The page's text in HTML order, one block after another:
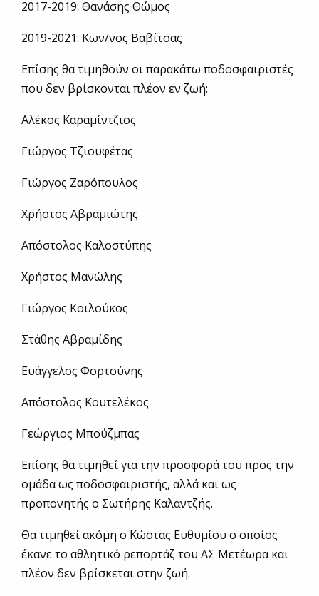
2017-2019: Θανάσης Θώμος
2019-2021: Κων/νος Βαβίτσας
Επίσης θα τιμηθούν οι παρακάτω ποδοσφαιριστές
που δεν βρίσκονται πλέον εν ζωή:
Αλέκος Καραμίντζιος
Γιώργος Τζιουφέτας
Γιώργος Ζαρόπουλος
Χρήστος Αβραμιώτης
Απόστολος Καλοστύπης
Χρήστος Μανώλης
Γιώργος Κοιλούκος
Στάθης Αβραμίδης
Ευάγγελος Φορτούνης
Απόστολος Κουτελέκος
Γεώργιος Μπούζμπας
Επίσης θα τιμηθεί για την προσφορά του προς την
ομάδα ως ποδοσφαιριστής, αλλά και ως
προπονητής ο Σωτήρης Καλαντζής.
Θα τιμηθεί ακόμη ο Κώστας Ευθυμίου ο οποίος
έκανε το αθλητικό ρεπορτάζ του ΑΣ Μετέωρα και
πλέον δεν βρίσκεται στην ζωή.